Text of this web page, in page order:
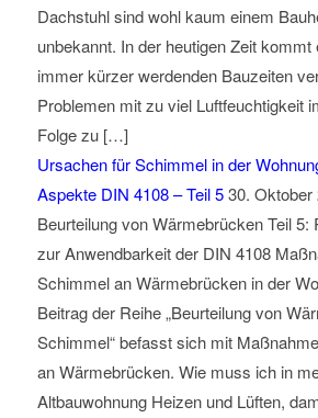
Dachstuhl sind wohl kaum einem
unbekannt. In der heutigen Zeit kommt
immer kürzer werdenden Bauzeiten
Problemen mit zu viel Luftfeuchtigkeit
Folge zu […]
Ursachen für Schimmel in der
Aspekte DIN 4108 – Teil 5 30. Oktober
Beurteilung von Wärmebrücken Teil 5:
zur Anwendbarkeit der DIN 4108
Schimmel an Wärmebrücken in der
Beitrag der Reihe „Beurteilung von
Schimmel“ befasst sich mit
an Wärmebrücken. Wie muss ich in
Altbauwohnung Heizen und Lüften,